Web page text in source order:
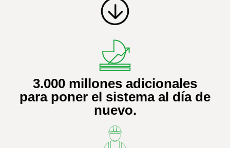
3.000 millones adicionales
para poner el sistema al día de
nuevo.